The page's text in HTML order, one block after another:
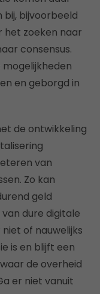
bij, bijvoorbeeld
het zoeken naar
consensus.
en geborgd in
de ontwikkeling
van
Zo kan
geld
dure digitale
of nauwelijks
is en blijft een
de overheid
er niet vanuit